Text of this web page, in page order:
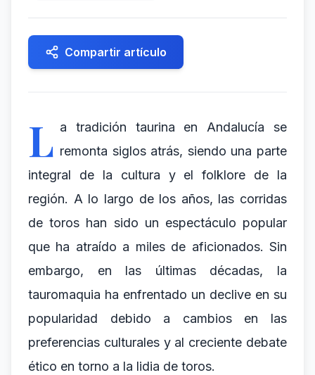
Compartir artículo
L a tradición taurina en Andalucía se
remonta siglos atrás, siendo una parte
integral de la cultura y el folklore de la
región. A lo largo de los años, las corridas
de toros han sido un espectáculo popular
que ha atraído a miles de aficionados. Sin
embargo, en las últimas décadas, la
tauromaquia ha enfrentado un declive en su
popularidad debido a cambios en las
preferencias culturales y al creciente debate
ético en torno a la lidia de toros.